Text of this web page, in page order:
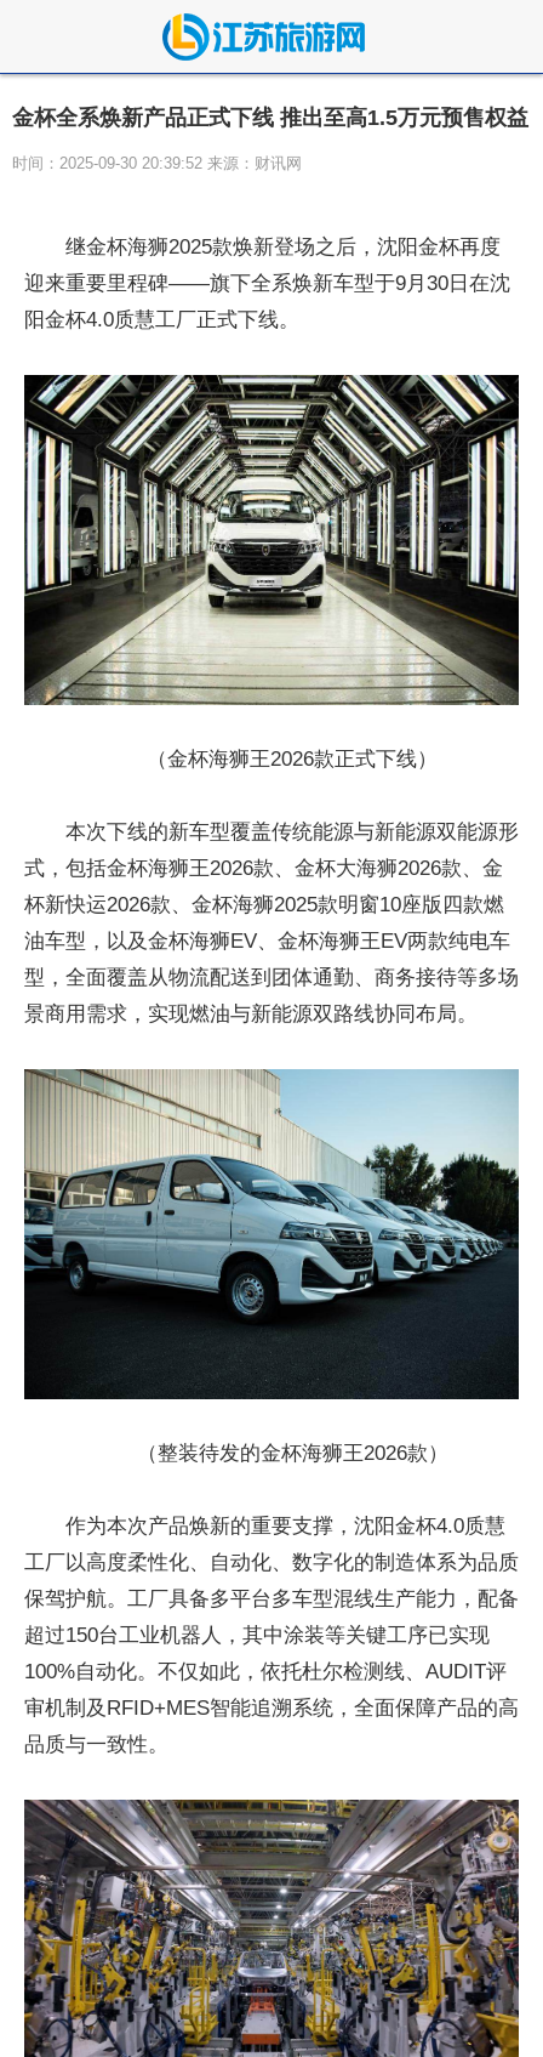
金杯全系焕新产品正式下线 推出至高1.5万元预售权益
时间：2025-09-30 20:39:52 来源：财讯网
继金杯海狮2025款焕新登场之后，沈阳金杯再度
迎来重要里程碑——旗下全系焕新车型于9月30日在沈
阳金杯4.0质慧工厂正式下线。
（金杯海狮王2026款正式下线）
本次下线的新车型覆盖传统能源与新能源双能源形
式，包括金杯海狮王2026款、金杯大海狮2026款、金
杯新快运2026款、金杯海狮2025款明窗10座版四款燃
油车型，以及金杯海狮EV、金杯海狮王EV两款纯电车
型，全面覆盖从物流配送到团体通勤、商务接待等多场
景商用需求，实现燃油与新能源双路线协同布局。
（整装待发的金杯海狮王2026款）
作为本次产品焕新的重要支撑，沈阳金杯4.0质慧
工厂以高度柔性化、自动化、数字化的制造体系为品质
保驾护航。工厂具备多平台多车型混线生产能力，配备
超过150台工业机器人，其中涂装等关键工序已实现
100%自动化。不仅如此，依托杜尔检测线、AUDIT评
审机制及RFID+MES智能追溯系统，全面保障产品的高
品质与一致性。